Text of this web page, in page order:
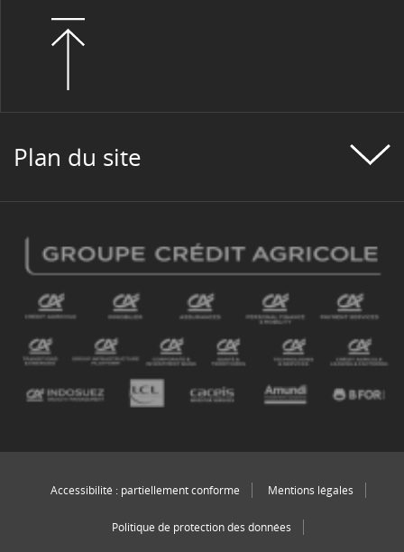
Plan du site
Accessibilité : partiellement conforme Mentions légales
Politique de protection des données